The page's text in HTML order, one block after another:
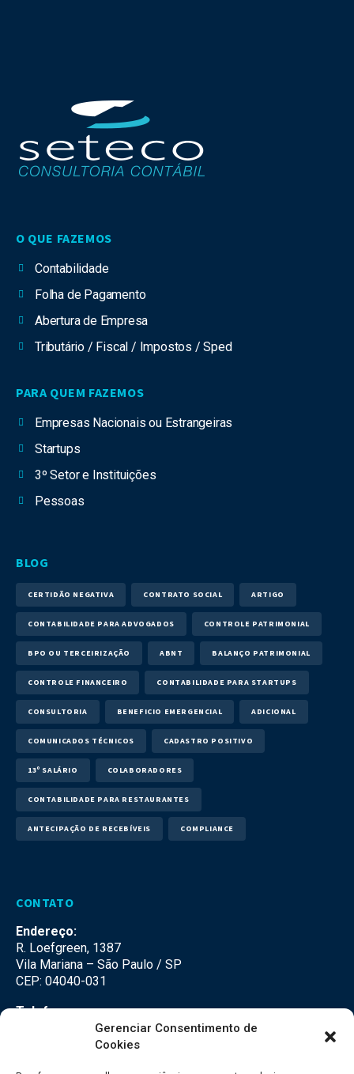
Gerenciar Consentimento de
Cookies
O QUE FAZEMOS
Contabilidade
Folha de Pagamento
Abertura de Empresa
Tributário / Fiscal / Impostos / Sped
PARA QUEM FAZEMOS
Empresas Nacionais ou Estrangeiras
Startups
3º Setor e Instituições
Pessoas
BLOG
CERTIDÃO NEGATIVA CONTRATO SOCIAL ARTIGO
CONTABILIDADE PARA ADVOGADOS CONTROLE PATRIMONIAL
BPO OU TERCEIRIZAÇÃO ABNT BALANÇO PATRIMONIAL
CONTROLE FINANCEIRO CONTABILIDADE PARA STARTUPS
CONSULTORIA BENEFICIO EMERGENCIAL ADICIONAL
COMUNICADOS TÉCNICOS CADASTRO POSITIVO
13º SALÁRIO COLABORADORES
CONTABILIDADE PARA RESTAURANTES
ANTECIPAÇÃO DE RECEBÍVEIS COMPLIANCE
CONTATO
Endereço:
R. Loefgreen, 1387
Vila Mariana – São Paulo / SP
CEP: 04040-031
Telefone:
(11) 3500-3500